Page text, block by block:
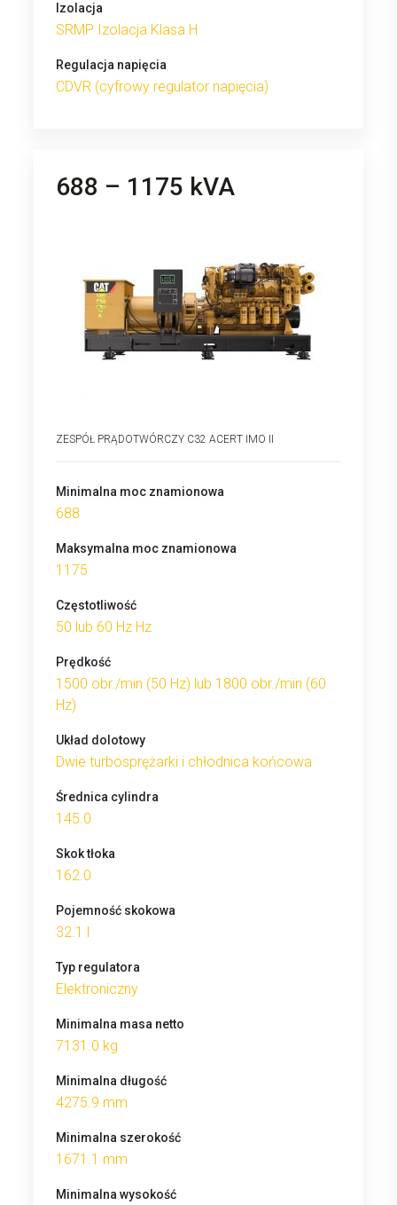
Izolacja
SRMP Izolacja Klasa H
Regulacja napięcia
CDVR (cyfrowy regulator napięcia)
688 – 1175 kVA
ZESPÓŁ PRĄDOTWÓRCZY C32 ACERT IMO II
Minimalna moc znamionowa
688
Maksymalna moc znamionowa
1175
Częstotliwość
50 lub 60 Hz Hz
Prędkość
1500 obr./min (50 Hz) lub 1800 obr./min (60
Hz)
Układ dolotowy
Dwie turbosprężarki i chłodnica końcowa
Średnica cylindra
145.0
Skok tłoka
162.0
Pojemność skokowa
32.1 l
Typ regulatora
Elektroniczny
Minimalna masa netto
7131.0 kg
Minimalna długość
4275.9 mm
Minimalna szerokość
1671.1 mm
Minimalna wysokość